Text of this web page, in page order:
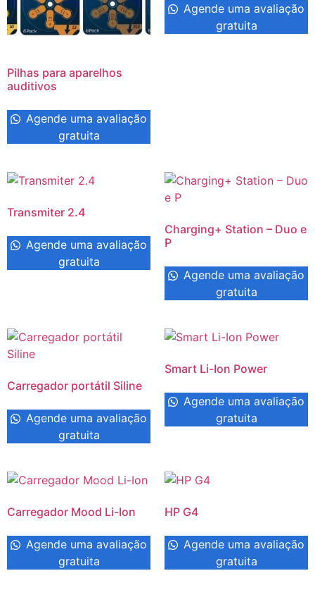
Pilhas para aparelhos
auditivos
Agende uma avaliação
gratuita
Agende uma avaliação
gratuita
Transmiter 2.4
Agende uma avaliação
gratuita
Charging+ Station – Duo e
P
Agende uma avaliação
gratuita
Carregador portátil Siline
Agende uma avaliação
gratuita
Smart Li-Ion Power
Agende uma avaliação
gratuita
Carregador Mood Li-Ion
Agende uma avaliação
gratuita
HP G4
Agende uma avaliação
gratuita